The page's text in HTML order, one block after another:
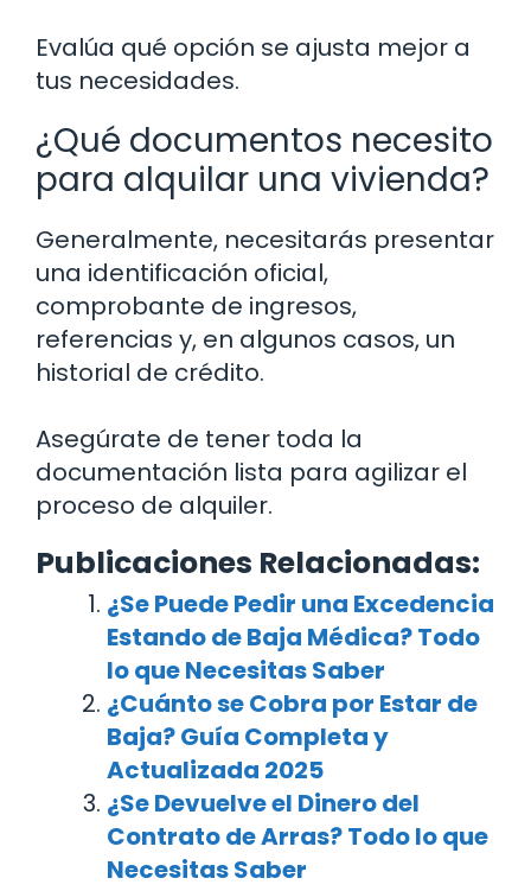
Evalúa qué opción se ajusta mejor a
tus necesidades.
¿Qué documentos necesito
para alquilar una vivienda?
Generalmente, necesitarás presentar
una identificación oficial,
comprobante de ingresos,
referencias y, en algunos casos, un
historial de crédito.
Asegúrate de tener toda la
documentación lista para agilizar el
proceso de alquiler.
Publicaciones Relacionadas:
¿Se Puede Pedir una Excedencia
Estando de Baja Médica? Todo
lo que Necesitas Saber
¿Cuánto se Cobra por Estar de
Baja? Guía Completa y
Actualizada 2025
¿Se Devuelve el Dinero del
Contrato de Arras? Todo lo que
Necesitas Saber